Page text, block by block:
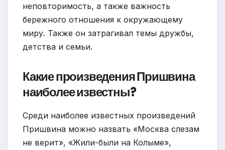
неповторимость, а также важность
бережного отношения к окружающему
миру. Также он затрагивал темы дружбы,
детства и семьи.
Какие произведения Пришвина
наиболее известны?
Среди наиболее известных произведений
Пришвина можно назвать «Москва слезам
не верит», «Жили-были на Колыме»,